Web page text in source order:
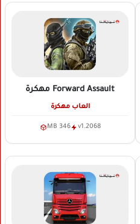
Forward Assault مهكرة
العاب مهكرة
v1.2068
346 MB